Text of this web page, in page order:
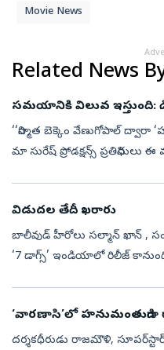
Movie News
Related News
సమయానికి విలువ ఇస్తుంది:
‘‘నిర్మాత బెక్కెం వేణుగోపాల్‌ ద్వారా
మా సురేష్‌ ప్రోడక్షన్స్
విడుదల తేదీ ఖరారు
బాలీవుడ్‌ హీరోలు సల్మాన్ ఖాన్ ,
‘7 డాగ్స్‌’ ఇండియాలో రిలీజ్‌
‘వారణాసి’లో
దర్శకధీరుడు రాజమౌళి,